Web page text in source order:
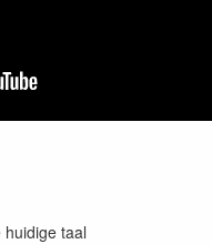
taal